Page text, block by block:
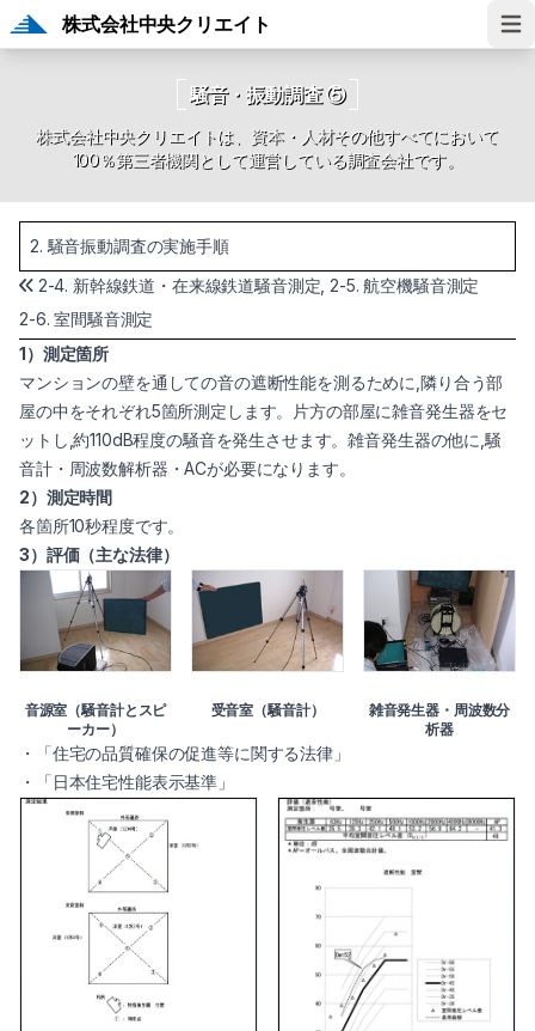
株式会社中央クリエイト
騒音・振動調査 ⑤
株式会社中央クリエイトは、資本・人材その他すべてにおいて
100％第三者機関として運営している調査会社です。
2. 騒音振動調査の実施手順
2-4. 新幹線鉄道・在来線鉄道騒音測定, 2-5. 航空機騒音測定
2-6. 室間騒音測定
1）測定箇所
マンションの壁を通しての音の遮断性能を測るために,隣り合う部
屋の中をそれぞれ5箇所測定します。片方の部屋に雑音発生器をセ
ットし,約110dB程度の騒音を発生させます。雑音発生器の他に,騒
音計・周波数解析器・ACが必要になります。
2）測定時間
各箇所10秒程度です。
3）評価（主な法律）
音源室（騒音計とスピ
ーカー）
受音室（騒音計）
雑音発生器・周波数分
析器
・「住宅の品質確保の促進等に関する法律」
・「日本住宅性能表示基準」